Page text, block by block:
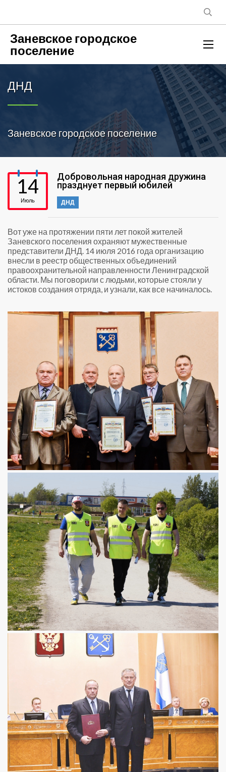
Заневское городское
поселение
ДНД
Заневское городское поселение
14
Июль
Добровольная народная дружина
празднует первый юбилей
ДНД
Вот уже на протяжении пяти лет покой жителей
Заневского поселения охраняют мужественные
представители ДНД. 14 июля 2016 года организацию
внесли в реестр общественных объединений
правоохранительной направленности Ленинградской
области. Мы поговорили с людьми, которые стояли у
истоков создания отряда, и узнали, как все начиналось.